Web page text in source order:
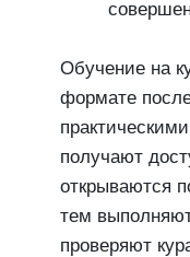
Обучение на
формате
получают
открываются
тем
проверяют